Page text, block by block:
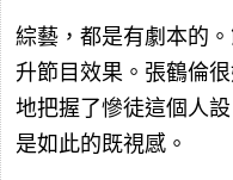
綜藝，都是有劇本的
升節目效果。張鶴倫
地把握了慘徒這個人
是如此的既視感。